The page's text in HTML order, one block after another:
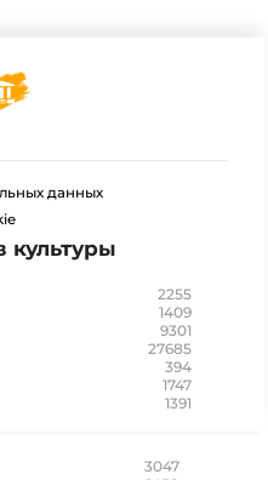
данных
культуры
2255
1409
9301
27685
394
1747
1391
3047